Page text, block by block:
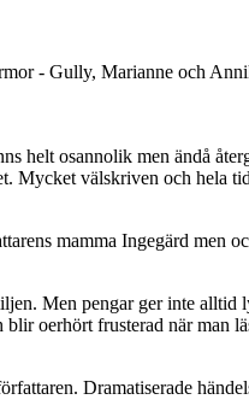
- Gully, Marianne och
helt osannolik men ändå
Mycket välskriven och hela
mamma Ingegärd men
Men pengar ger inte
oerhört frusterad när man
Dramatiserade